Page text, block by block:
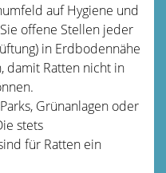
auf Hygiene und
offene Stellen jeder
in Erdbodennähe
damit Ratten nicht in
Grünanlagen oder
stets
für Ratten ein